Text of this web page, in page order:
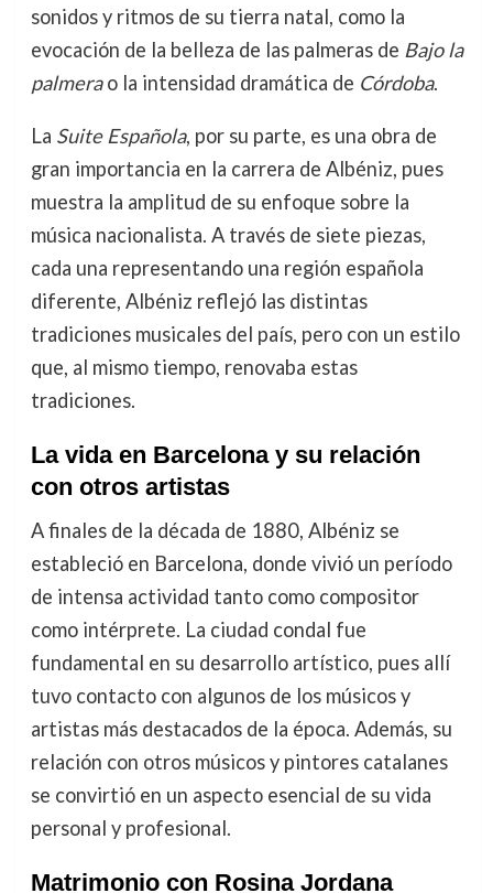
sonidos y ritmos de su tierra natal, como la
evocación de la belleza de las palmeras de Bajo la
palmerao la intensidad dramática de Córdoba.
La Suite Española, por su parte, es una obra de
gran importancia en la carrera de Albéniz, pues
muestra la amplitud de su enfoque sobre la
música nacionalista. A través de siete piezas,
cada una representando una región española
diferente, Albéniz reflejó las distintas
tradiciones musicales del país, pero con un estilo
que, al mismo tiempo, renovaba estas
tradiciones.
La vida en Barcelona y su relación
con otros artistas
A finales de la década de 1880, Albéniz se
estableció en Barcelona, donde vivió un período
de intensa actividad tanto como compositor
como intérprete. La ciudad condal fue
fundamental en su desarrollo artístico, pues allí
tuvo contacto con algunos de los músicos y
artistas más destacados de la época. Además, su
relación con otros músicos y pintores catalanes
se convirtió en un aspecto esencial de su vida
personal y profesional.
Matrimonio con Rosina Jordana